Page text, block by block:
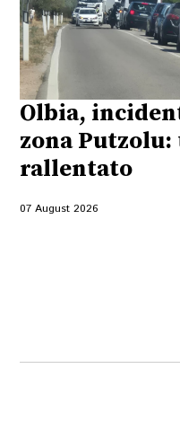
Olbia,
zona
rallentato
07 August 2026